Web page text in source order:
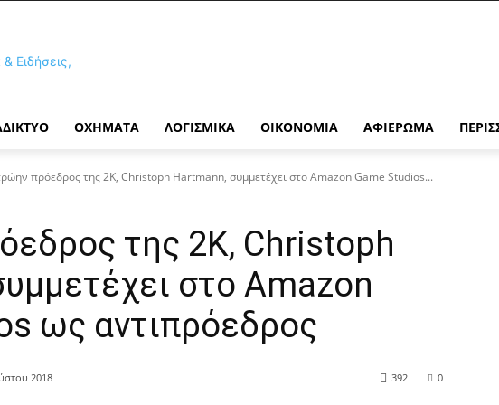
ΟΧΉΜΑΤΑ ΛΟΓΙΣΜΙΚΆ ΟΙΚΟΝΟΜΊΑ ΑΦΙΈΡΩΜΑ
πρόεδρος της 2K, Christoph Hartmann, συμμετέχει στο Amazon Game Studios...
της 2K, Christoph
στο Amazon
ως αντιπρόεδρος
2018 0
392